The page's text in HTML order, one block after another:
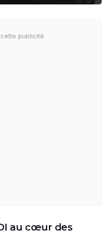
au cœur des